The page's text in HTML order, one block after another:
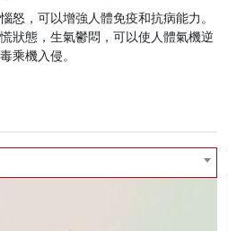
怒，可以增強人體免疫和抗病能力。
狀態，生氣鬱悶，可以使人體氣機逆
乘機入侵。